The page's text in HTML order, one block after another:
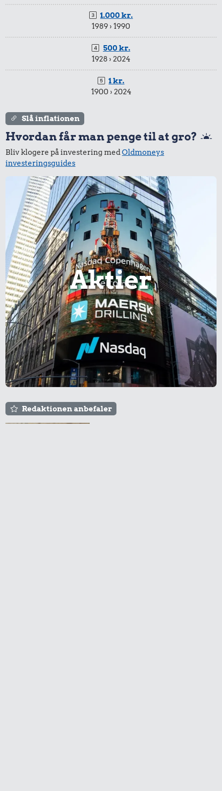
1.000 kr.
1989 › 1990
500 kr.
1928 › 2024
1 kr.
1900 › 2024
Slå inflationen
Hvordan får man penge til at gro?
Bliv klogere på investering medOldmoneys
investeringsguides
Aktier
Redaktionen anbefaler